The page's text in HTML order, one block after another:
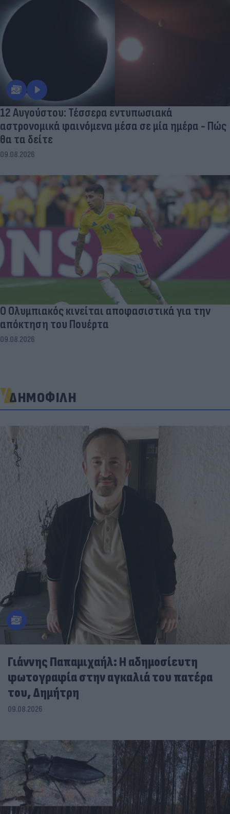
12 Αυγούστου: Τέσσερα εντυπωσιακά
αστρονομικά φαινόμενα μέσα σε μία ημέρα - Πώς
θα τα δείτε
09.08.2026
Ο Ολυμπιακός κινείται αποφασιστικά για την
απόκτηση του Πουέρτα
09.08.2026
ΔΗΜΟΦΙΛΗ
Γιάννης Παπαμιχαήλ: Η αδημοσίευτη
φωτογραφία στην αγκαλιά του πατέρα
του, Δημήτρη
09.08.2026